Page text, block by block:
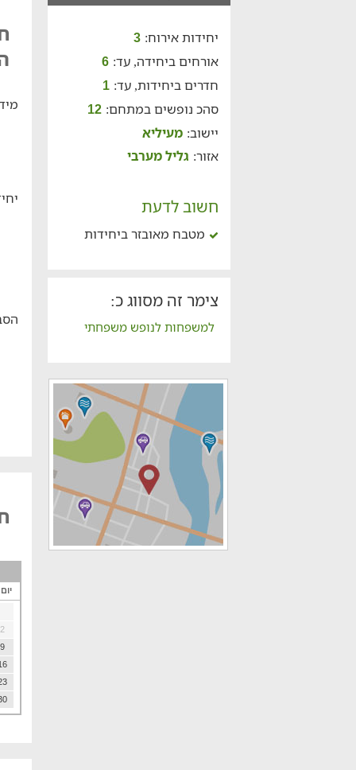
יחידות אירוח: 3
אורחים ביחידה, עד: 6
חדרים ביחידות, עד: 1
סהכ נופשים במתחם: 12
יישוב: מעיליא
אזור: גליל מערבי
חשוב לדעת
מטבח מאובזר ביחידות
צימר זה מסווג כ:
למשפחות לנופש משפחתי
2
9